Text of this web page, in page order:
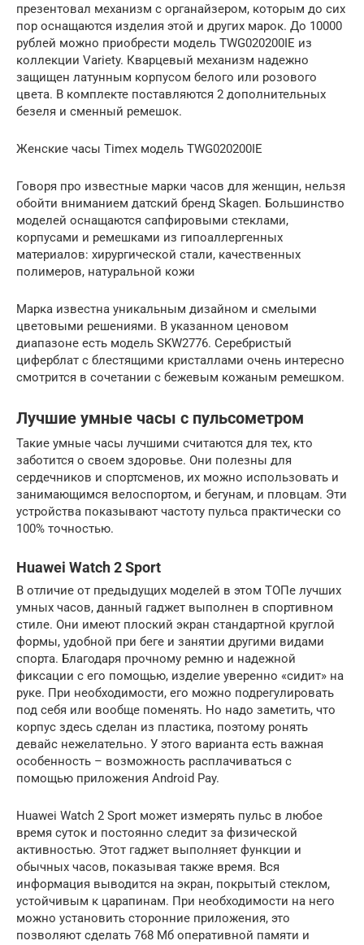
презентовал механизм с органайзером, которым до сих
пор оснащаются изделия этой и других марок. До 10000
рублей можно приобрести модель TWG020200IE из
коллекции Variety. Кварцевый механизм надежно
защищен латунным корпусом белого или розового
цвета. В комплекте поставляются 2 дополнительных
безеля и сменный ремешок.
Женские часы Timex модель TWG020200IE
Говоря про известные марки часов для женщин, нельзя
обойти вниманием датский бренд Skagen. Большинство
моделей оснащаются сапфировыми стеклами,
корпусами и ремешками из гипоаллергенных
материалов: хирургической стали, качественных
полимеров, натуральной кожи
Марка известна уникальным дизайном и смелыми
цветовыми решениями. В указанном ценовом
диапазоне есть модель SKW2776. Серебристый
циферблат с блестящими кристаллами очень интересно
смотрится в сочетании с бежевым кожаным ремешком.
Лучшие умные часы с пульсометром
Такие умные часы лучшими считаются для тех, кто
заботится о своем здоровье. Они полезны для
сердечников и спортсменов, их можно использовать и
занимающимся велоспортом, и бегунам, и пловцам. Эти
устройства показывают частоту пульса практически со
100% точностью.
Huawei Watch 2 Sport
В отличие от предыдущих моделей в этом ТОПе лучших
умных часов, данный гаджет выполнен в спортивном
стиле. Они имеют плоский экран стандартной круглой
формы, удобной при беге и занятии другими видами
спорта. Благодаря прочному ремню и надежной
фиксации с его помощью, изделие уверенно «сидит» на
руке. При необходимости, его можно подрегулировать
под себя или вообще поменять. Но надо заметить, что
корпус здесь сделан из пластика, поэтому ронять
девайс нежелательно. У этого варианта есть важная
особенность – возможность расплачиваться с
помощью приложения Android Pay.
Huawei Watch 2 Sport может измерять пульс в любое
время суток и постоянно следит за физической
активностью. Этот гаджет выполняет функции и
обычных часов, показывая также время. Вся
информация выводится на экран, покрытый стеклом,
устойчивым к царапинам. При необходимости на него
можно установить сторонние приложения, это
позволяют сделать 768 Мб оперативной памяти и